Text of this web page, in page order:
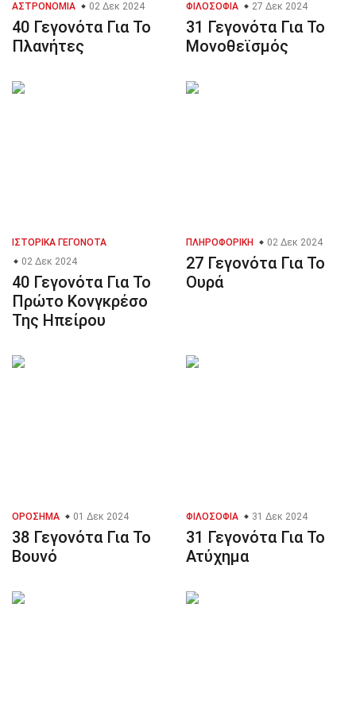
ΑΣΤΡΟΝΟΜΊΑ 02 Δεκ 2024
40 Γεγονότα Για Το
Πλανήτες
ΦΙΛΟΣΟΦΊΑ 27 Δεκ 2024
31 Γεγονότα Για Το
Μονοθεϊσμός
ΙΣΤΟΡΙΚΆ ΓΕΓΟΝΌΤΑ
02 Δεκ 2024
40 Γεγονότα Για Το
Πρώτο Κονγκρέσο
Της Ηπείρου
ΠΛΗΡΟΦΟΡΙΚΉ 02 Δεκ 2024
27 Γεγονότα Για Το
Ουρά
ΟΡΌΣΗΜΑ 01 Δεκ 2024
38 Γεγονότα Για Το
Βουνό
ΦΙΛΟΣΟΦΊΑ 31 Δεκ 2024
31 Γεγονότα Για Το
Ατύχημα